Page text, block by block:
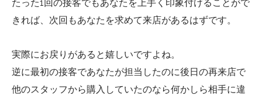
たった1回の接客でもあなたを上手く印象付けることがで
きれば、次回もあなたを求めて来店があるはずです。
実際にお戻りがあると嬉しいですよね。
逆に最初の接客であなたが担当したのに後日の再来店で
他のスタッフから購入していたのなら何かしら相手に違